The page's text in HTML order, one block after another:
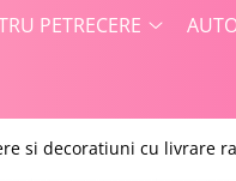
PETRECERE
si decoratiuni cu livrare